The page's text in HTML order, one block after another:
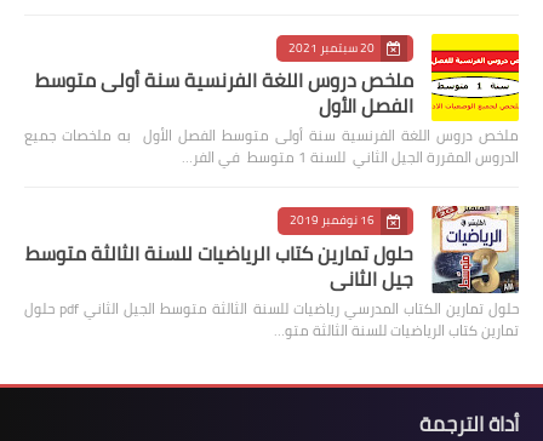
20 سبتمبر 2021
ملخص دروس اللغة الفرنسية سنة أولى متوسط
الفصل الأول
ملخص دروس اللغة الفرنسية سنة أولى متوسط الفصل الأول به ملخصات جميع
الدروس المقررة الجيل الثاني للسنة 1 متوسط في الفر…
16 نوفمبر 2019
حلول تمارين كتاب الرياضيات للسنة الثالثة متوسط
جيل الثاني
حلول تمارين الكتاب المدرسي رياضيات للسنة الثالثة متوسط الجيل الثاني pdf حلول
تمارين كتاب الرياضيات للسنة الثالثة متو…
أداة الترجمة